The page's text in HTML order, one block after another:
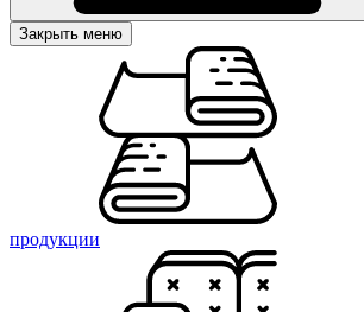
Закрыть меню
продукции